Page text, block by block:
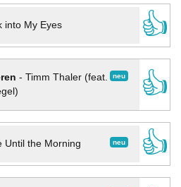
into My Eyes
👍
neu
- Timm Thaler (feat.
👍
neu
Until the Morning
👍